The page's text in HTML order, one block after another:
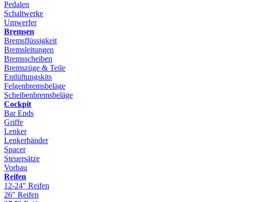
Pedalen
Schaltwerke
Umwerfer
Bremsen
Bremsflüssigkeit
Bremsleitungen
Bremsscheiben
Bremszüge & Teile
Entlüftungskits
Felgenbremsbeläge
Scheibenbremsbeläge
Cockpit
Bar Ends
Griffe
Lenker
Lenkerbänder
Spacer
Steuersätze
Vorbau
Reifen
12-24" Reifen
26" Reifen